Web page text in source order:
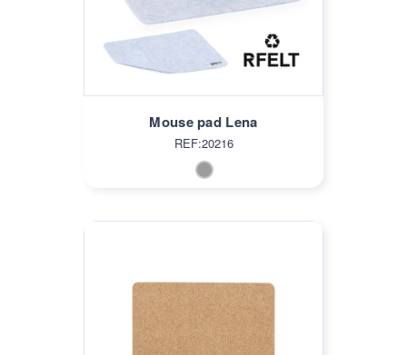
Mouse pad Lena
REF:20216